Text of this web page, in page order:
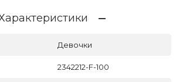
Девочки
2342212-F-100